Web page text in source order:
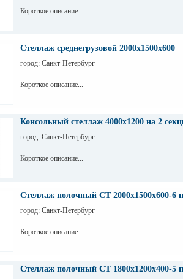
Короткое описание...
Стеллаж среднегрузовой 2000х1500х600
город: Санкт-Петербург
Короткое описание...
Консольный стеллаж 4000х1200 на 2
город: Санкт-Петербург
Короткое описание...
Стеллаж полочный СТ 2000х1500х600-6
город: Санкт-Петербург
Короткое описание...
Стеллаж полочный СТ 1800х1200х400-5